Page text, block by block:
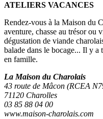
ATELIERS VACANCES
Rendez-vous à la Maison du
aventure, chasse au trésor ou
dégustation de viande
balade dans le bocage... Il y a
en famille.
La Maison du Charolais
43 route de Mâcon (RCEA
71120 Charolles
03 85 88 04 00
www.maison-charolais.com